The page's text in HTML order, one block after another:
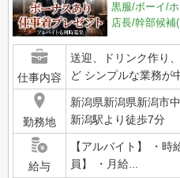
黒服/ボーイ/
店長/幹部候補
仕事内容
送迎、ドリンク作り
ど シンプルな業務が
勤務地
新潟県新潟県新潟市
新潟駅より徒歩7分
給与
【アルバイト】 ・
員】 ・月給...